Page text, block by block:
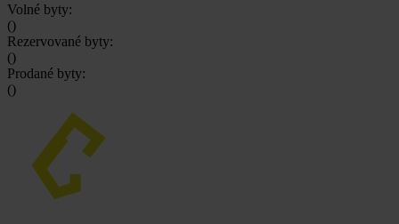
Volné byty:
()
Rezervované byty:
()
Prodané byty:
()